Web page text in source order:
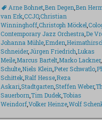
Schlagworte
Arne Bohnet, Ben Degen Ben
van Erk,CCJO,Christian
Winninghoff,Christoph Möckel
Contemporary Jazz Orchestra De
Johanna Mühle, Emden
Schneider,Jürgen Friedrich Lukas
Meile, Marcus Bartelt, Marko Lackner,
Schulte, Niels Klein Peter Schwatlo,
Schittek, Ralf Hesse, Reza
Askari Stadtgarten Steffen Weber,
Sauerborn Tim Dudek,Tobias
Weindorf,Volker Heinze,Wolf